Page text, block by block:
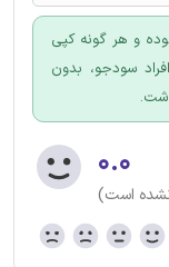
و هر گونه کپی
سودجو، بدون
۰.۰
نشده است)